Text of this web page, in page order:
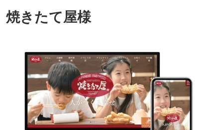
焼きたて屋様